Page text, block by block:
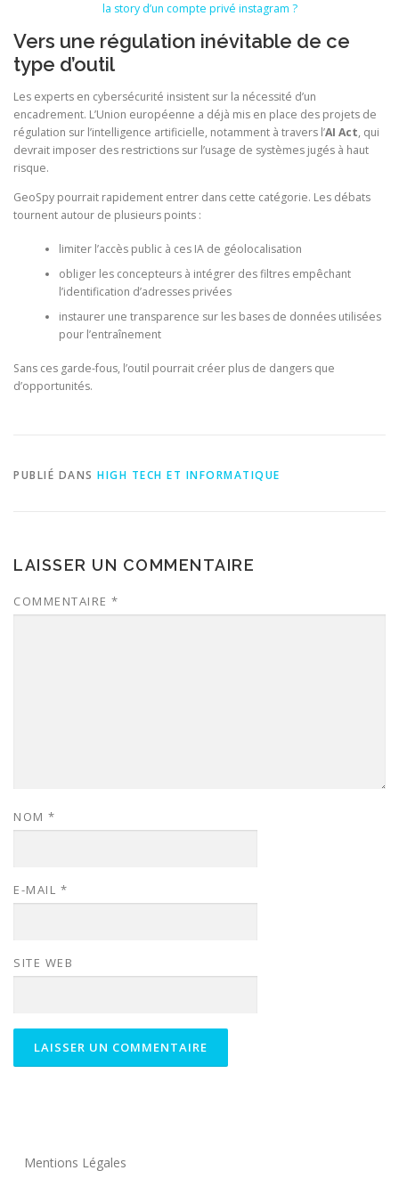
la story d’un compte privé instagram ?
Vers une régulation inévitable de ce
type d’outil
Les experts en cybersécurité insistent sur la nécessité d’un
encadrement. L’Union européenne a déjà mis en place des projets de
régulation sur l’intelligence artificielle, notamment à travers l’AI Act, qui
devrait imposer des restrictions sur l’usage de systèmes jugés à haut
risque.
GeoSpy pourrait rapidement entrer dans cette catégorie. Les débats
tournent autour de plusieurs points :
limiter l’accès public à ces IA de géolocalisation
obliger les concepteurs à intégrer des filtres empêchant
l’identification d’adresses privées
instaurer une transparence sur les bases de données utilisées
pour l’entraînement
Sans ces garde-fous, l’outil pourrait créer plus de dangers que
d’opportunités.
PUBLIÉ DANS HIGH TECH ET INFORMATIQUE
LAISSER UN COMMENTAIRE
COMMENTAIRE *
NOM *
E-MAIL *
SITE WEB
Mentions Légales